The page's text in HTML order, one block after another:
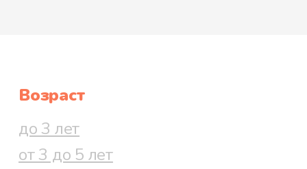
Возраст
до 3 лет
от 3 до 5 лет